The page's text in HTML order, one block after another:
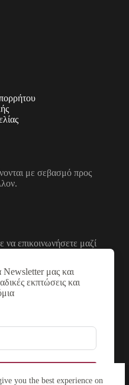
Newsletter μας και
εκπτώσεις και
you the best experience on
με σεβασμό προς
να επικοινωνήσετε μαζί
53100, Φλώρινα,